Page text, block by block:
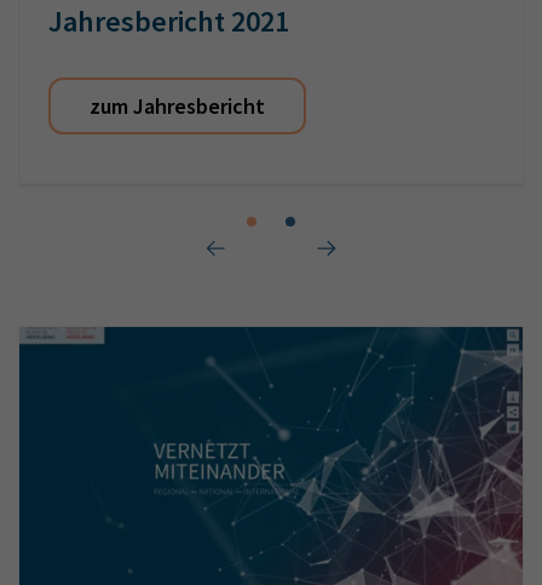
Jahresbericht 2021
zum Jahresbericht